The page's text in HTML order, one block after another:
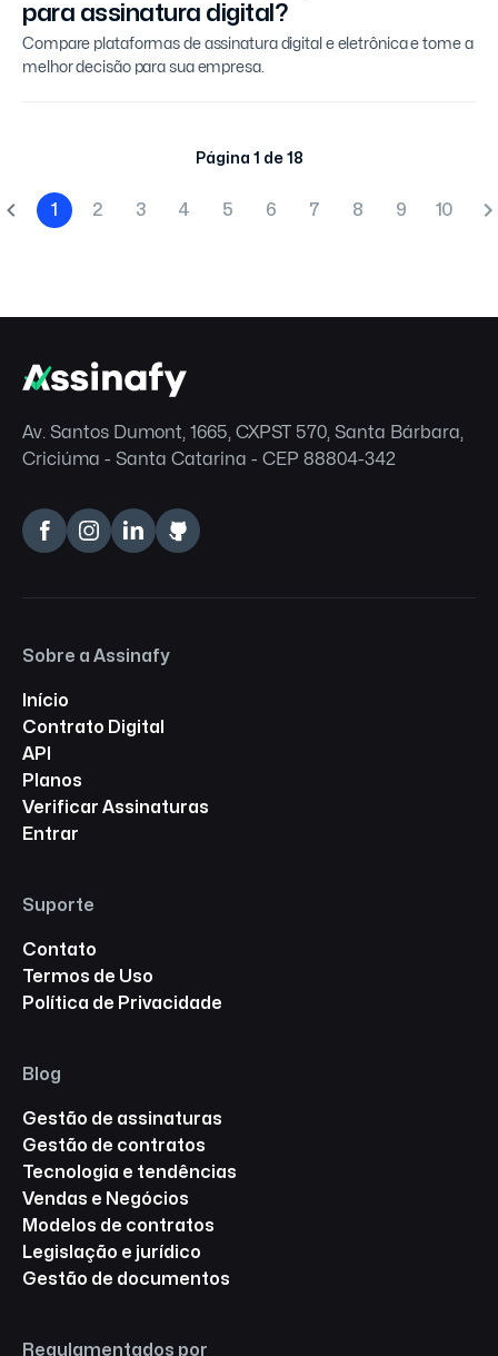
para assinatura digital?
Compare plataformas de assinatura digital e eletrônica e tome a
melhor decisão para sua empresa.
Página 1 de 18
1 2 3 4 5 6 7 8 9 10
Av. Santos Dumont, 1665, CXPST 570, Santa Bárbara,
Criciúma - Santa Catarina - CEP 88804-342
Sobre a Assinafy
Início
Contrato Digital
API
Planos
Verificar Assinaturas
Entrar
Suporte
Contato
Termos de Uso
Política de Privacidade
Blog
Gestão de assinaturas
Gestão de contratos
Tecnologia e tendências
Vendas e Negócios
Modelos de contratos
Legislação e jurídico
Gestão de documentos
Regulamentados por